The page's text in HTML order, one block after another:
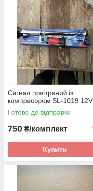
Сигнал повітряний із
компресором SL-1019 12V
Готово до відправки
750 ₴/комплект
Купити